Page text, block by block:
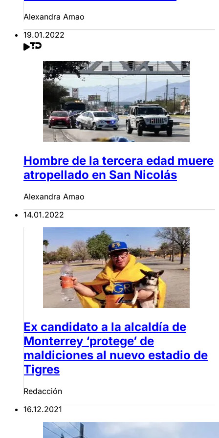
Alexandra Amao
19.01.2022
Hombre de la tercera edad muere
atropellado en San Nicolás
Alexandra Amao
14.01.2022
Ex candidato a la alcaldía de
Monterrey ‘protege’ de
maldiciones al nuevo estadio de
Tigres
Redacción
16.12.2021